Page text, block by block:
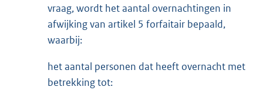
vraag, wordt het aantal overnachtingen in
afwijking van artikel 5 forfaitair bepaald,
waarbij:
het aantal personen dat heeft overnacht met
betrekking tot: